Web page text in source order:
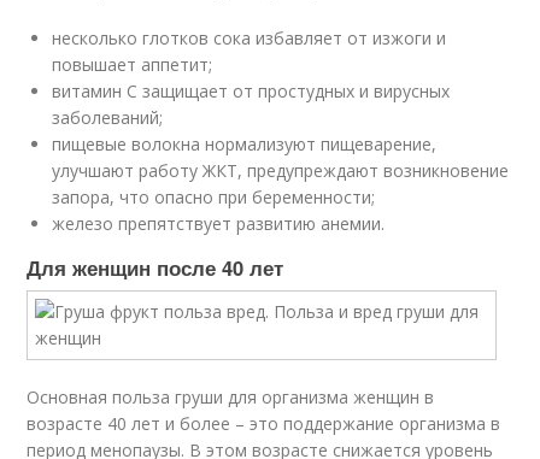
несколько глотков сока избавляет от изжоги и
повышает аппетит;
витамин С защищает от простудных и вирусных
заболеваний;
пищевые волокна нормализуют пищеварение,
улучшают работу ЖКТ, предупреждают возникновение
запора, что опасно при беременности;
железо препятствует развитию анемии.
Для женщин после 40 лет
Основная польза груши для организма женщин в
возрасте 40 лет и более – это поддержание организма в
период менопаузы. В этом возрасте снижается уровень